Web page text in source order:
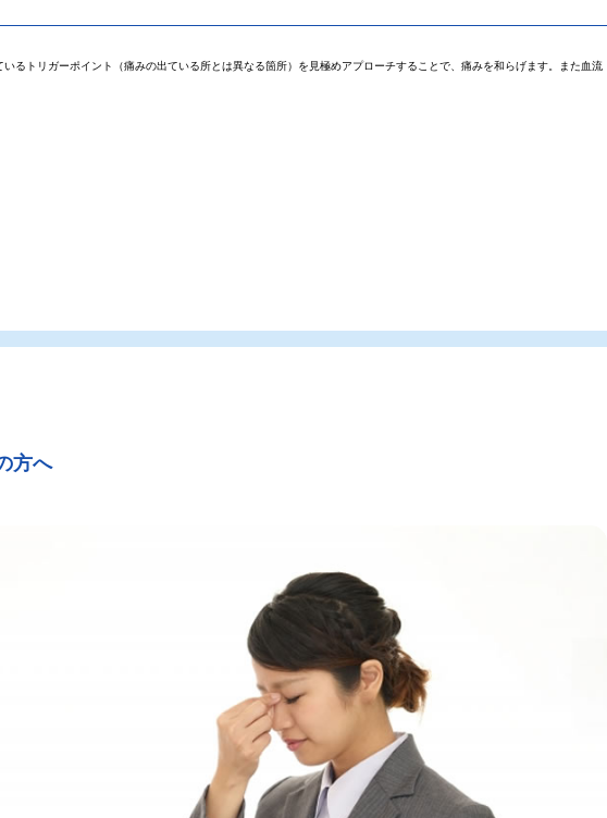
るトリガーポイント（痛みの出ている所とは異なる箇所）を見極めアプローチすることで、痛みを和らげます。また血流
方へ